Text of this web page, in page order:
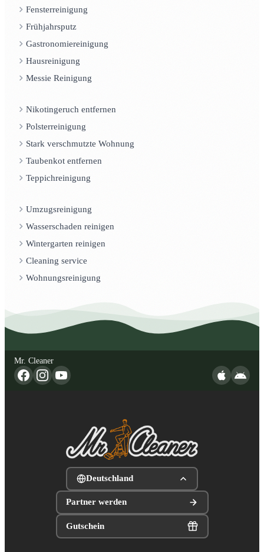
Fensterreinigung
Frühjahrsputz
Gastronomiereinigung
Hausreinigung
Messie Reinigung
Nikotingeruch entfernen
Polsterreinigung
Stark verschmutzte Wohnung
Taubenkot entfernen
Teppichreinigung
Umzugsreinigung
Wasserschaden reinigen
Wintergarten reinigen
Cleaning service
Wohnungsreinigung
Mr. Cleaner
Deutschland
Partner werden
Gutschein